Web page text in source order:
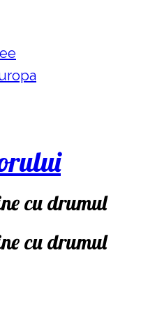
cu drumul
cu drumul